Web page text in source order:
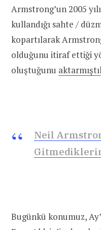
Armstrong’un 2005
kullandığı sahte /
kopartılarak
olduğunu itiraf ettiği
oluştuğunu
Neil
Bugünkü konumuz,